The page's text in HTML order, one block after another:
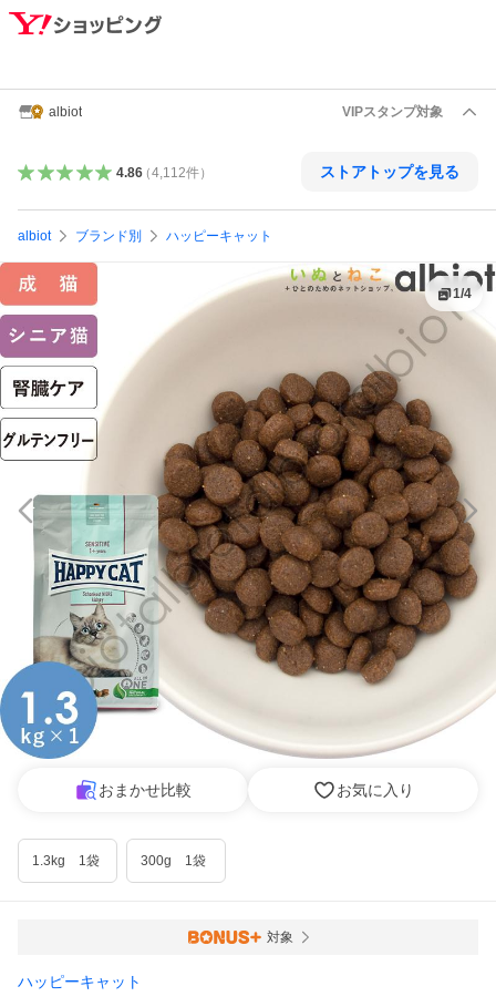
albiot VIPスタンプ対象
4.86（4,112件） ストアトップを見る
albiot ブランド別 ハッピーキャット
1/4
おまかせ比較 お気に入り
1.3kg 1袋 300g 1袋
対象
ハッピーキャット